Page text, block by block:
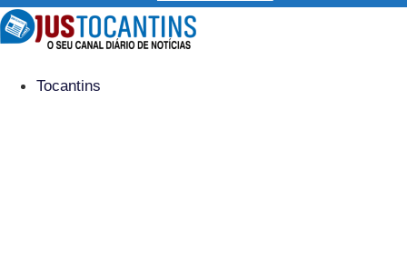
Tocantins